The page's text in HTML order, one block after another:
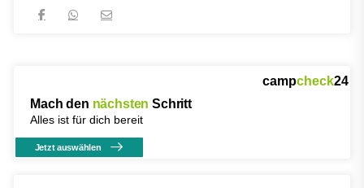
campcheck24
Mach den nächsten Schritt
Alles ist für dich bereit
Jetzt auswählen